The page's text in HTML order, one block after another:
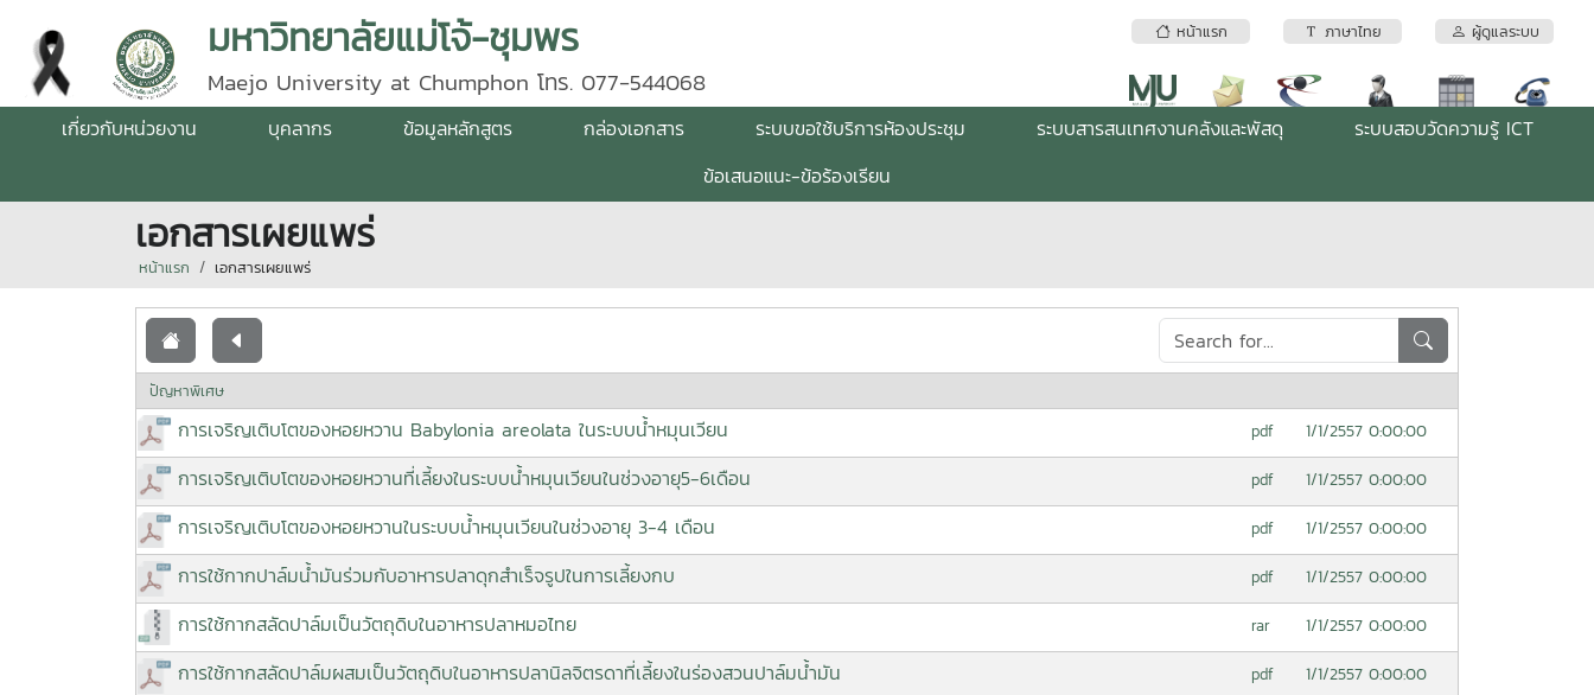
หน้าแรก ภาษาไทย ผู้ดูแลระบบ
มหาวิทยาลัยแม่โจ้-ชุมพร
Maejo University at Chumphon โทร. 077-544068
เกี่ยวกับหน่วยงาน บุคลากร ข้อมูลหลักสูตร กล่องเอกสาร ระบบขอใช้บริการห้องประชุม ระบบสารสนเทศงานคลังและพัสดุ
ระบบสอบวัดความรู้ ICT
ข้อเสนอแนะ-ข้อร้องเรียน
เอกสารเผยแพร่
หน้าแรก เอกสารเผยแพร่
ปัญหาพิเศษ
การเจริญเติบโตของหอยหวาน Babylonia areolata ในระบบน้ำหมุนเวียน pdf 1/1/2557 0:00:00
การเจริญเติบโตของหอยหวานที่เลี้ยงในระบบน้ำหมุนเวียนในช่วงอายุ5-6เดือน pdf 1/1/2557 0:00:00
การเจริญเติบโตของหอยหวานในระบบน้ำหมุนเวียนในช่วงอายุ 3-4 เดือน pdf 1/1/2557 0:00:00
การใช้กากปาล์มน้ำมันร่วมกับอาหารปลาดุกสำเร็จรูปในการเลี้ยงกบ pdf 1/1/2557 0:00:00
การใช้กากสลัดปาล์มเป็นวัตถุดิบในอาหารปลาหมอไทย rar 1/1/2557 0:00:00
การใช้กากสลัดปาล์มผสมเป็นวัตถุดิบในอาหารปลานิลจิตรดาที่เลี้ยงในร่องสวนปาล์มน้ำมัน pdf 1/1/2557 0:00:00